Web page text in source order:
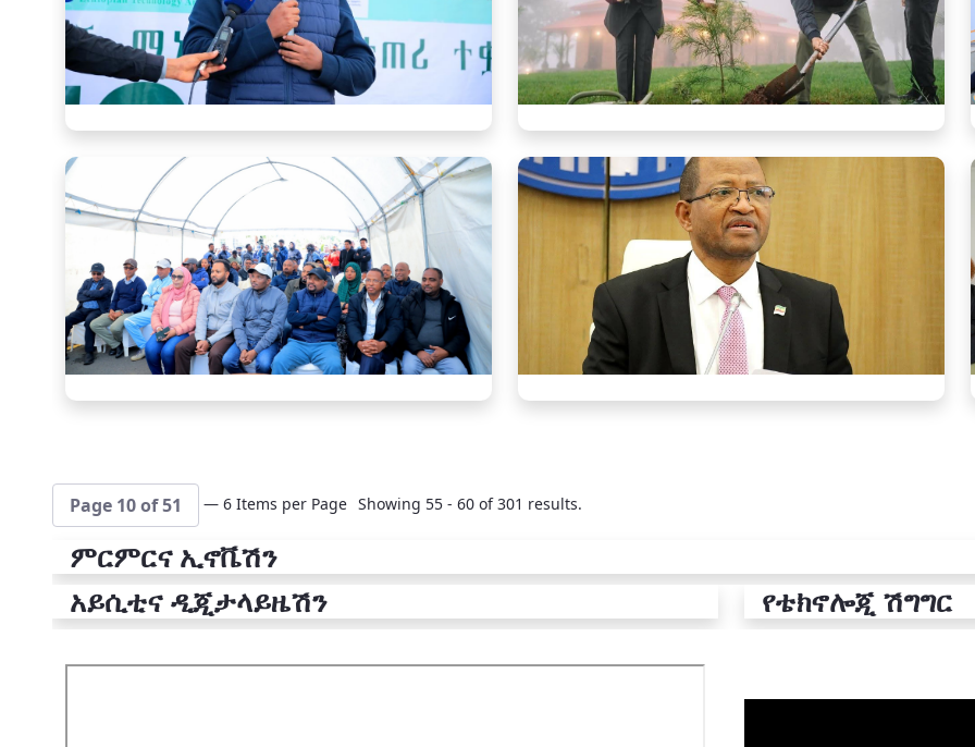
Page 10 of 51 — 6 Items per Page Showing 55 - 60 of 301 results.
ምርምርና ኢኖቬሽን
አይሲቲና ዲጂታላይዜሽን
የቴክኖሎጂ ሽግግር